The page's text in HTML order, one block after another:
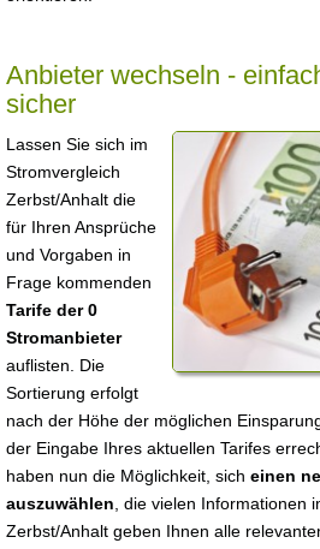
Anbieter wechseln -
sicher
Lassen Sie sich im
Stromvergleich
Zerbst/Anhalt die
für Ihren Ansprüche
und Vorgaben in
Frage kommenden
Tarife der 0
Stromanbieter
auflisten. Die
Sortierung erfolgt
nach der Höhe der möglichen
der Eingabe Ihres aktuellen Tarifes
haben nun die Möglichkeit, sich einen
auszuwählen , die vielen Informationen
Zerbst/Anhalt geben Ihnen alle